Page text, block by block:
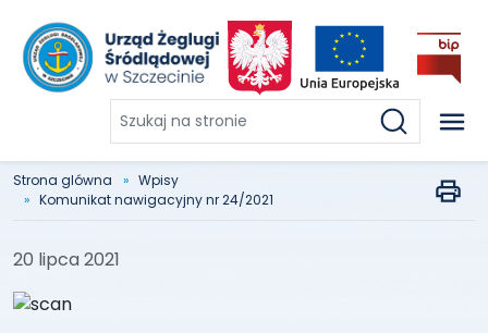
Szukaj
na
stronie
Strona glówna
Wpisy
Komunikat nawigacyjny nr 24/2021
20 lipca 2021